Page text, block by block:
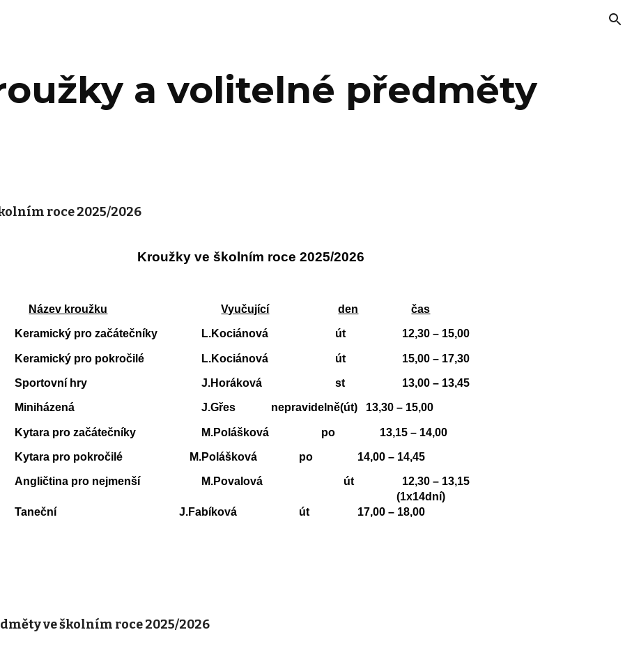
a volitelné předměty
roce 2025/2026
Kroužky ve školním roce 2025/2026
Název kroužku Vyučující den čas
Keramický pro začátečníky L.Kociánová út 12,30 – 15,00
Keramický pro pokročilé L.Kociánová út 15,00 – 17,30
Sportovní hry J.Horáková st 13,00 – 13,45
Miniházená J.Gřes nepravidelně(út) 13,30 – 15,00
Kytara pro začátečníky M.Polášková po 13,15 – 14,00
Kytara pro pokročilé M.Polášková po 14,00 – 14,45
Angličtina pro nejmenší M.Povalová út
12,30 – 13,15
(1x14dní)
Taneční
J.Fabíková út 17,00 – 18,00
ve školním roce 2025/2026